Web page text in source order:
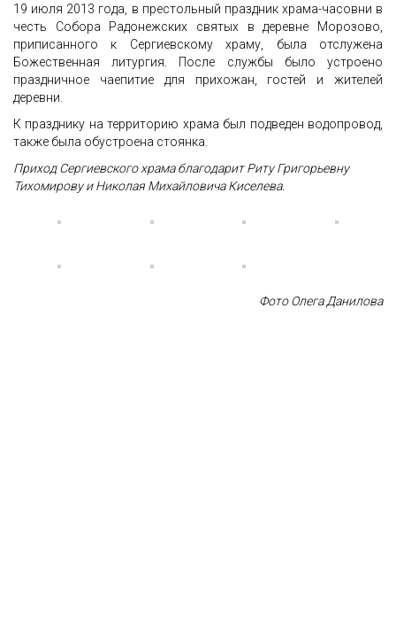
19 июля 2013 года, в престольный праздник храма-часовни в
честь Собора Радонежских святых в деревне Морозово,
приписанного к Сергиевскому храму, была отслужена
Божественная литургия. После службы было устроено
праздничное чаепитие для прихожан, гостей и жителей
деревни.
К празднику на территорию храма был подведен водопровод,
также была обустроена стоянка.
Приход Сергиевского храма благодарит Риту Григорьевну
Тихомирову и Николая Михайловича Киселева.
Фото Олега Данилова